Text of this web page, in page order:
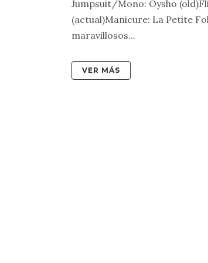
Jumpsuit/Mono: Oysho
(actual)Manicure: La Petite
maravillosos...
VER MÁS